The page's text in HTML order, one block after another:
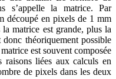
s’appelle la matrice. Par
découpé en pixels de 1 mm
matrice est grande, plus la
théoriquement possible
est souvent composée
raisons liées aux calculs en
de pixels dans les deux